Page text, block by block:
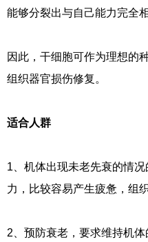
能够分裂出与自己能力完全
因此，干细胞可作为理想的
组织器官损伤修复。
适合人群
1、机体出现未老先衰的情
力，比较容易产生疲惫，组
2、预防衰老，要求维持机